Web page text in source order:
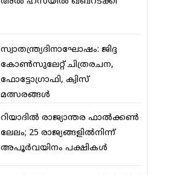
സ്വാതന്ത്ര്യദിനാഘോഷം: ജിദ്ദ
കോണ്‍സുലേറ്റ് ചിത്രരചന,
ഫോട്ടോഗ്രാഫി, ക്വിസ്
മത്സരങ്ങള്‍
റിയാദില്‍ രാജ്യാന്തര ഫാല്‍ക്കണ്‍
ലേലം; 25 രാജ്യങ്ങളില്‍നിന്ന്
അപൂര്‍വയിനം പക്ഷികള്‍